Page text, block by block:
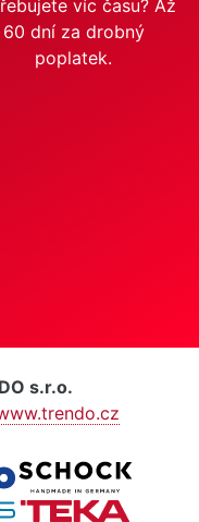
víc času? Až
60 dní za drobný
poplatek.
s.r.o.